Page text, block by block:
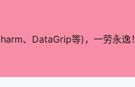
、DataGrip等)，一劳永逸！